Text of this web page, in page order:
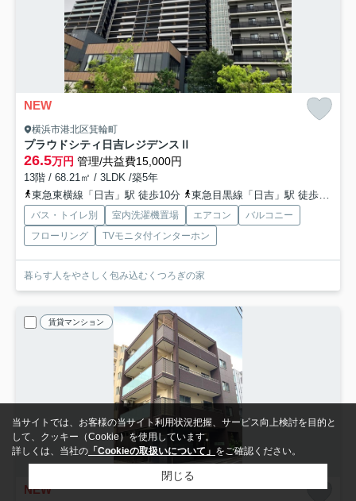
NEW
横浜市港北区箕輪町
プラウドシティ日吉レジデンスⅡ
26.5万円 管理/共益費15,000円
13階 / 68.21㎡ / 3LDK /築5年
東急東横線「日吉」駅 徒歩10分
東急目黒線「日吉」駅 徒歩10分
バス・トイレ別 室内洗濯機置場 エアコン
バルコニー
フローリング
TVモニタ付インターホン
暮らす人をやさしく包み込むくつろぎの家
賃貸マンション
NEW
当サイトでは、お客様の当サイト利用状況把握、サービス向上検討を目的と
して、クッキー（Cookie）を使用しています。
詳しくは、当社の 「Cookieの取扱いについて」 をご確認ください。
閉じる